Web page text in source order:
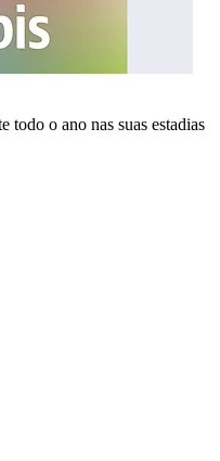
todo o ano nas suas estadias